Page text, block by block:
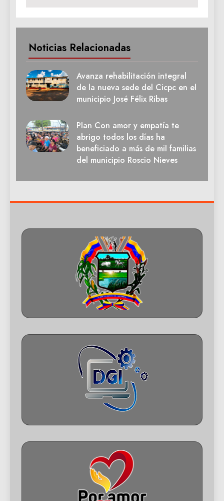
Noticias Relacionadas
Avanza rehabilitación integral
de la nueva sede del Cicpc en el
municipio José Félix Ribas
Plan Con amor y empatía te
abrigo todos los días ha
beneficiado a más de mil familias
del municipio Roscio Nieves